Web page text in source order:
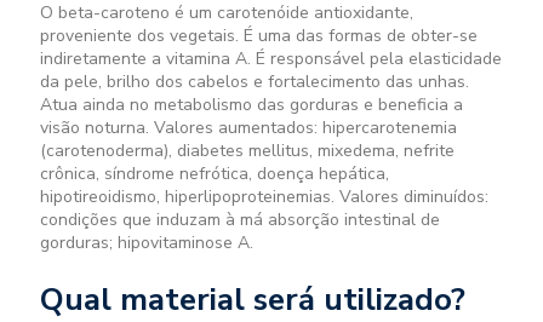
O beta-caroteno é um carotenóide antioxidante,
proveniente dos vegetais. É uma das formas de obter-se
indiretamente a vitamina A. É responsável pela elasticidade
da pele, brilho dos cabelos e fortalecimento das unhas.
Atua ainda no metabolismo das gorduras e beneficia a
visão noturna. Valores aumentados: hipercarotenemia
(carotenoderma), diabetes mellitus, mixedema, nefrite
crônica, síndrome nefrótica, doença hepática,
hipotireoidismo, hiperlipoproteinemias. Valores diminuídos:
condições que induzam à má absorção intestinal de
gorduras; hipovitaminose A.
Qual material será utilizado?